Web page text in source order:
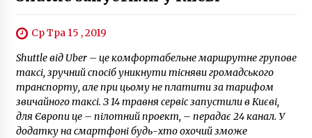
Ср Тра 15 , 2019
Shuttle від Uber – це комфортабельне маршрутне групове
таксі, зручний спосіб уникнути тісняви громадського
транспорту, але при цьому не платити за тарифом
звичайного таксі. З 14 травня сервіс запустили в Києві,
для Європи це – пілотний проект, – перадає 24 канал. У
додатку на смартфоні будь-хто охочий зможе